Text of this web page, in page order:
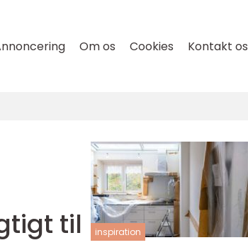
Om os Cookies Kontakt os
til
inspiration